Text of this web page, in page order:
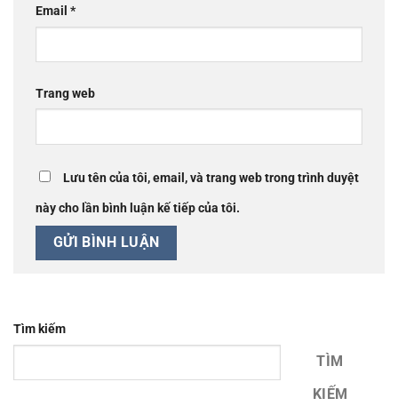
Email *
Trang web
Lưu tên của tôi, email, và trang web trong trình duyệt
này cho lần bình luận kế tiếp của tôi.
Tìm kiếm
TÌM
KIẾM